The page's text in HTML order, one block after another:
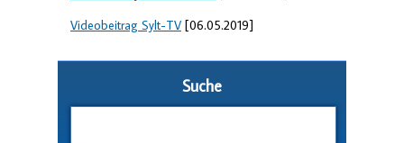
Videobeitrag Sylt-TV [06.05.2019]
Suche